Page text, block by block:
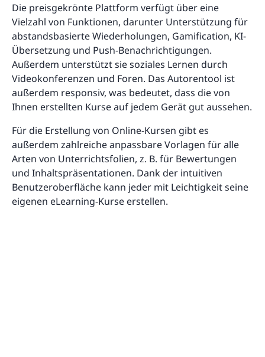
Die preisgekrönte Plattform verfügt über eine
Vielzahl von Funktionen, darunter Unterstützung für
abstandsbasierte Wiederholungen, Gamification, KI-
Übersetzung und Push-Benachrichtigungen.
Außerdem unterstützt sie soziales Lernen durch
Videokonferenzen und Foren. Das Autorentool ist
außerdem responsiv, was bedeutet, dass die von
Ihnen erstellten Kurse auf jedem Gerät gut aussehen.
Für die Erstellung von Online-Kursen gibt es
außerdem zahlreiche anpassbare Vorlagen für alle
Arten von Unterrichtsfolien, z. B. für Bewertungen
und Inhaltspräsentationen. Dank der intuitiven
Benutzeroberfläche kann jeder mit Leichtigkeit seine
eigenen eLearning-Kurse erstellen.